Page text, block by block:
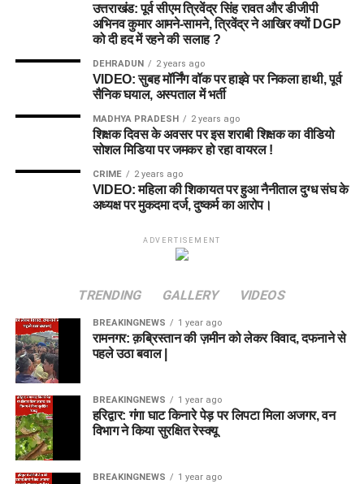
उत्तराखंड: पूर्व सीएम त्रिवेंद्र सिंह रावत और डीजीपी
अभिनव कुमार आमने-सामने, त्रिवेंद्र ने आखिर क्यों DGP
को दी हद में रहने की सलाह ?
DEHRADUN 2 years ago
VIDEO: सुबह मॉर्निंग वॉक पर हाइवे पर निकला हाथी, पूर्व
सैनिक घयाल, अस्पताल में भर्ती
MADHYA PRADESH 2 years ago
शिक्षक दिवस के अवसर पर इस शराबी शिक्षक का वीडियो
सोशल मिडिया पर जमकर हो रहा वायरल !
CRIME 2 years ago
VIDEO: महिला की शिकायत पर हुआ नैनीताल दुग्ध संघ के
अध्यक्ष पर मुकदमा दर्ज, दुष्कर्म का आरोप।
ADVERTISEMENT
TRENDING GALLERY VIDEOS
BREAKINGNEWS 1 year ago
रामनगर: क़ब्रिस्तान की ज़मीन को लेकर विवाद, दफनाने से
पहले उठा बवाल |
BREAKINGNEWS 1 year ago
हरिद्वार: गंगा घाट किनारे पेड़ पर लिपटा मिला अजगर, वन
विभाग ने किया सुरक्षित रेस्क्यू
BREAKINGNEWS 1 year ago